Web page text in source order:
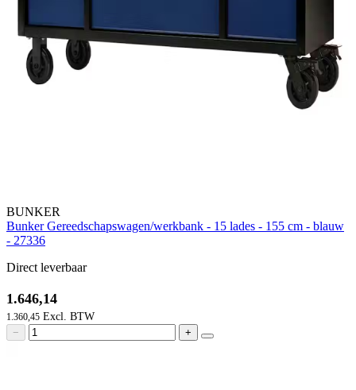
BUNKER
Bunker Gereedschapswagen/werkbank - 15 lades - 155 cm - blauw
- 27336
Direct leverbaar
1.646,14
1.360,45
− +